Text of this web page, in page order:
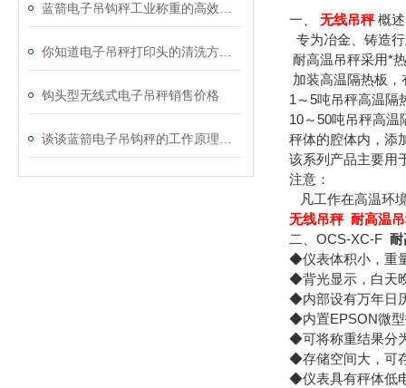
钩头型无线式电子吊秤销售价格
一、 无线吊秤概述
专为冶金、铸造
耐高温吊秤采用*
加装高温隔热板
1～5吨吊秤高温隔
10～50吨吊秤高温
秤体的腔体内，添
该系列产品主要用
注意：
凡工作在高温环
无线吊秤 耐高温
二、OCS-XC-F 耐
◆仪表体积小，重
◆背光显示，白天
◆内部设有万年日
◆内置EPSON微型
◆可将称重结果分
◆存储空间大，可
◆仪表具有秤体低